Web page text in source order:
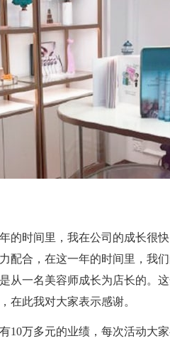
时间里，我在公司的成长很快
配合，在这一年的时间里，我
从一名美容师成长为店长的。
在此我对大家表示感谢。
万多元的业绩，每次活动大